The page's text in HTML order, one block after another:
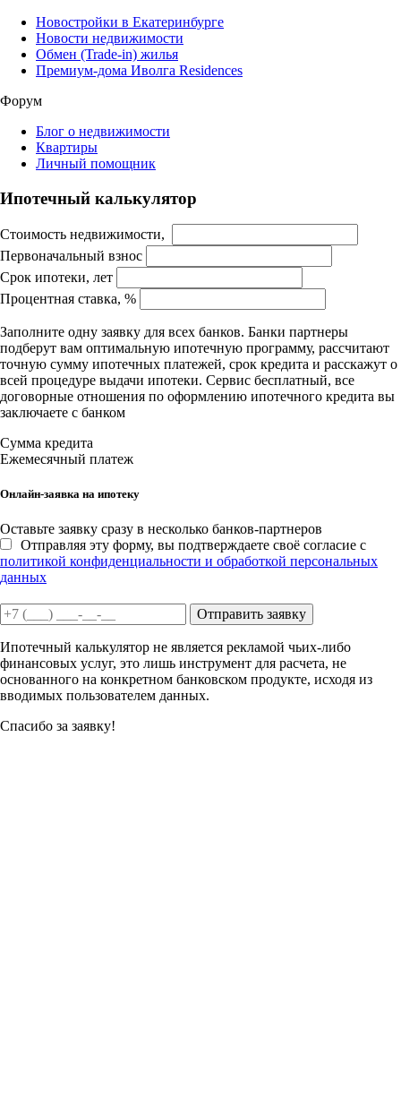
Новостройки в Екатеринбурге
Новости недвижимости
Обмен (Trade-in) жилья
Премиум-дома Иволга Residences
Форум
Блог о недвижимости
Квартиры
Личный помощник
Ипотечный калькулятор
Стоимость недвижимости,
Первоначальный взнос
Срок ипотеки, лет
Процентная ставка, %
Заполните одну заявку для всех банков. Банки партнеры
подберут вам оптимальную ипотечную программу, рассчитают
точную сумму ипотечных платежей, срок кредита и расскажут о
всей процедуре выдачи ипотеки. Сервис бесплатный, все
договорные отношения по оформлению ипотечного кредита вы
заключаете с банком
Сумма кредита
Ежемесячный платеж
Онлайн-заявка на ипотеку
Оставьте заявку сразу в несколько банков-партнеров
Отправляя эту форму, вы подтверждаете своё согласие с
политикой конфиденциальности и обработкой персональных
данных
Отправить заявку
Ипотечный калькулятор не является рекламой чьих-либо
финансовых услуг, это лишь инструмент для расчета, не
основанного на конкретном банковском продукте, исходя из
вводимых пользователем данных.
Спасибо за заявку!